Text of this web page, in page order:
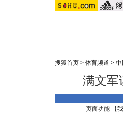
搜狐首页 > 体育频道 >
满文军
页面功能 【